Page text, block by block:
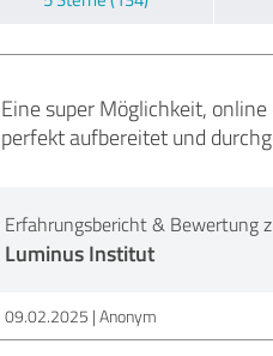
Eine super Möglichkeit,
perfekt aufbereitet und
Erfahrungsbericht & Bewertung
Luminus Institut
09.02.2025 Anonym